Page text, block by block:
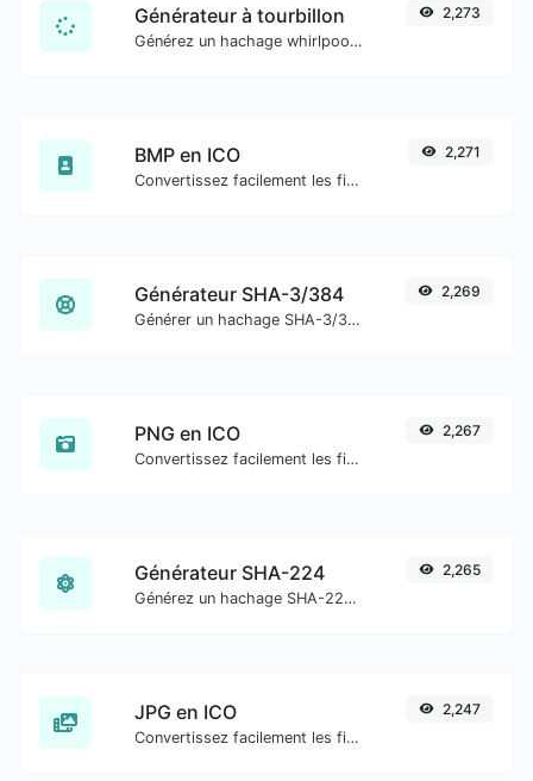
Générateur à tourbillon
Générez un hachage whirlpool pour toute entrée de chaîne.
2,273
BMP en ICO
Convertissez facilement les fichiers image BMP en ICO.
2,271
Générateur SHA-3/384
Générer un hachage SHA-3/384 pour toute entrée de chaîne.
2,269
PNG en ICO
Convertissez facilement les fichiers image PNG en ICO.
2,267
Générateur SHA-224
Générez un hachage SHA-224 pour toute entrée de chaîne.
2,265
JPG en ICO
Convertissez facilement les fichiers image JPG en ICO.
2,247